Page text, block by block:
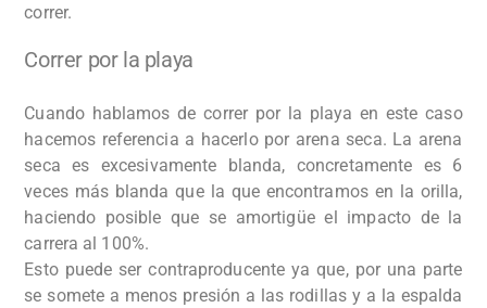
correr.
Correr por la playa
Cuando hablamos de correr por la playa en este caso
hacemos referencia a hacerlo por arena seca. La arena
seca es excesivamente blanda, concretamente es 6
veces más blanda que la que encontramos en la orilla,
haciendo posible que se amortigüe el impacto de la
carrera al 100%.
Esto puede ser contraproducente ya que, por una parte
se somete a menos presión a las rodillas y a la espalda